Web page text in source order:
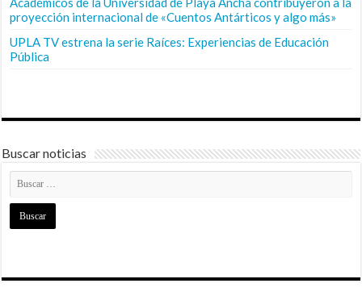
proyección internacional de «Cuentos Antárticos y algo más»
UPLA TV estrena la serie Raíces: Experiencias de Educación
Pública
Buscar noticias